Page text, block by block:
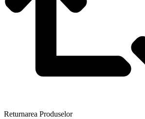
Returnarea Produselor